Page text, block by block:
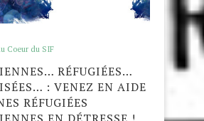
Coeur du SIF
RÉFUGIÉES…
: VENEZ EN AIDE
RÉFUGIÉES